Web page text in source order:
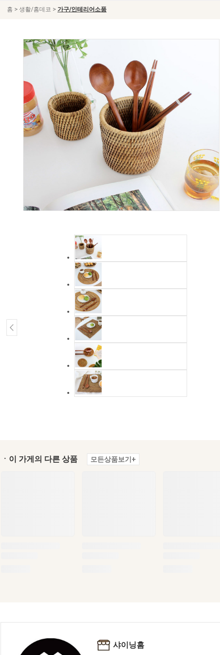
홈 > 생활/홈데코 > 가구/인테리어소품
ㆍ이 가게의 다른 상품 모든상품보기+
샤이닝홈